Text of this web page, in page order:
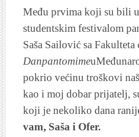
Među prvima koji su bili
studentskim festivalom
Saša Sailović sa
Danpantomime
pokrio većinu troškovi
kao i moj dobar prijatelj,
koji je nekoliko dana
vam, Saša i Ofer.